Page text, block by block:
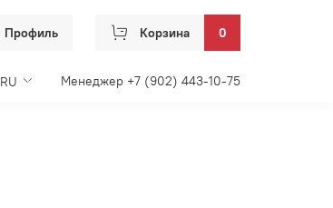
Профиль Корзина 0
RU Менеджер +7 (902) 443-10-75